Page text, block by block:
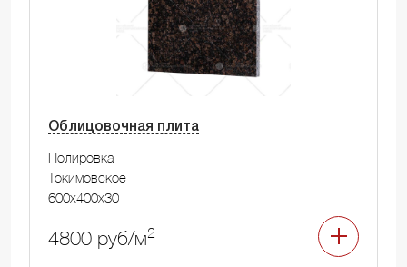
Облицовочная плита
Полировка
Токимовское
600x400x30
4800 руб/м2